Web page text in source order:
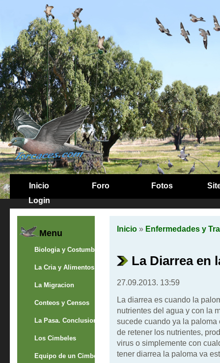
Inicio Foro Fotos
Login
Menu
Biologia y Costumbres
La Cria y Alimentos
La Migracion
Conteos y Censos
La Pasa. Conclusion
Los Cimbeles
Equipo de un Cimbelero
Inicio» Enfermedades y
La Diarrea en
27.09.2013. 13:59
La diarrea es cuando la
nutrientes del agua y con la
sucede cuando ya la
de retener los nutrientes,
virus o simplemente con
tener diarrea la paloma va